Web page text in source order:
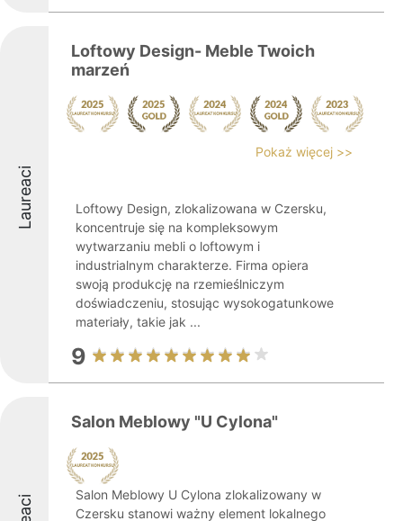
Laureaci
Loftowy Design- Meble Twoich
marzeń
Pokaż więcej >>
Loftowy Design, zlokalizowana w Czersku,
koncentruje się na kompleksowym
wytwarzaniu mebli o loftowym i
industrialnym charakterze. Firma opiera
swoją produkcję na rzemieślniczym
doświadczeniu, stosując wysokogatunkowe
materiały, takie jak ...
9
Salon Meblowy "U Cylona"
Salon Meblowy U Cylona zlokalizowany w
Czersku stanowi ważny element lokalnego